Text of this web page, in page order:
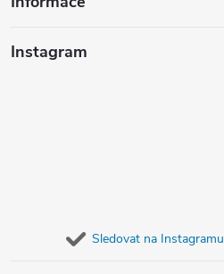
Instagram
Sledovat na Instagramu